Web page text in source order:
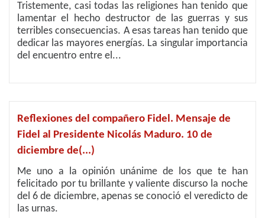
Tristemente, casi todas las religiones han tenido que
lamentar el hecho destructor de las guerras y sus
terribles consecuencias. A esas tareas han tenido que
dedicar las mayores energías. La singular importancia
del encuentro entre el...
Reflexiones del compañero Fidel. Mensaje de
Fidel al Presidente Nicolás Maduro. 10 de
diciembre de(...)
Me uno a la opinión unánime de los que te han
felicitado por tu brillante y valiente discurso la noche
del 6 de diciembre, apenas se conoció el veredicto de
las urnas.